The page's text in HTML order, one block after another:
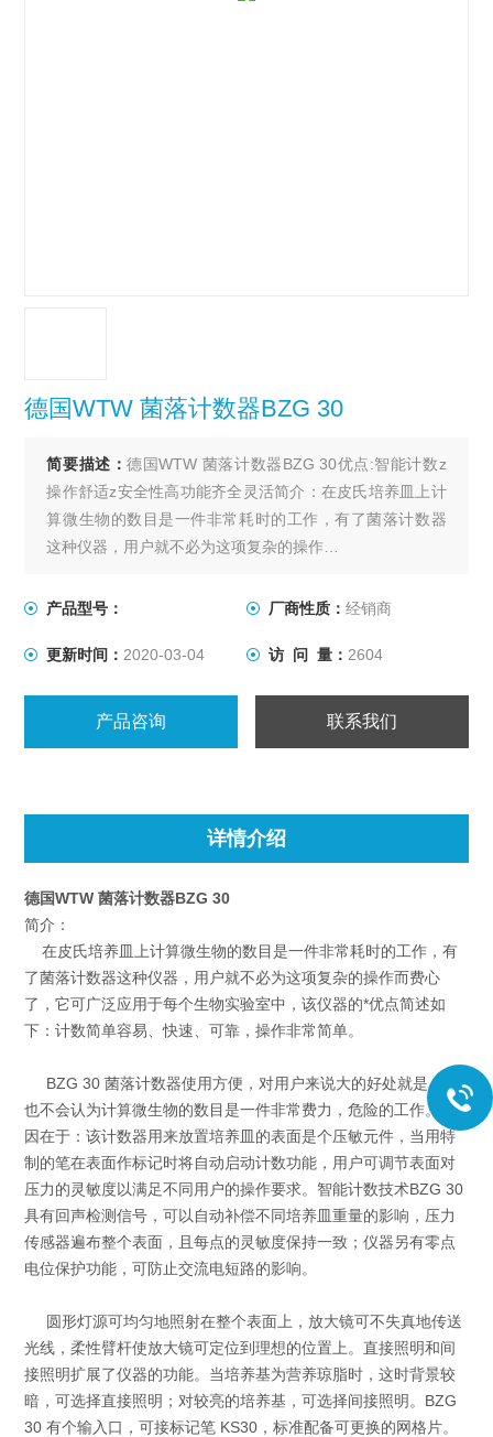
德国WTW 菌落计数器BZG 30
简要描述：德国WTW 菌落计数器BZG 30优点:智能计数z
操作舒适z安全性高功能齐全灵活简介：在皮氏培养皿上计
算微生物的数目是一件非常耗时的工作，有了菌落计数器
这种仪器，用户就不必为这项复杂的操作…
产品型号： 厂商性质： 经销商
更新时间： 2020-03-04 访 问 量： 2604
产品咨询 联系我们
详情介绍
德国WTW 菌落计数器BZG 30
简介：
在皮氏培养皿上计算微生物的数目是一件非常耗时的工作，有
了菌落计数器这种仪器，用户就不必为这项复杂的操作而费心
了，它可广泛应用于每个生物实验室中，该仪器的*优点简述如
下：计数简单容易、快速、可靠，操作非常简单。
BZG 30 菌落计数器使用方便，对用户来说大的好处就是：再
也不会认为计算微生物的数目是一件非常费力，危险的工作。原
因在于：该计数器用来放置培养皿的表面是个压敏元件，当用特
制的笔在表面作标记时将自动启动计数功能，用户可调节表面对
压力的灵敏度以满足不同用户的操作要求。智能计数技术BZG 30
具有回声检测信号，可以自动补偿不同培养皿重量的影响，压力
传感器遍布整个表面，且每点的灵敏度保持一致；仪器另有零点
电位保护功能，可防止交流电短路的影响。
圆形灯源可均匀地照射在整个表面上，放大镜可不失真地传送
光线，柔性臂杆使放大镜可定位到理想的位置上。直接照明和间
接照明扩展了仪器的功能。当培养基为营养琼脂时，这时背景较
暗，可选择直接照明；对较亮的培养基，可选择间接照明。BZG
30 有个输入口，可接标记笔 KS30，标准配备可更换的网格片。